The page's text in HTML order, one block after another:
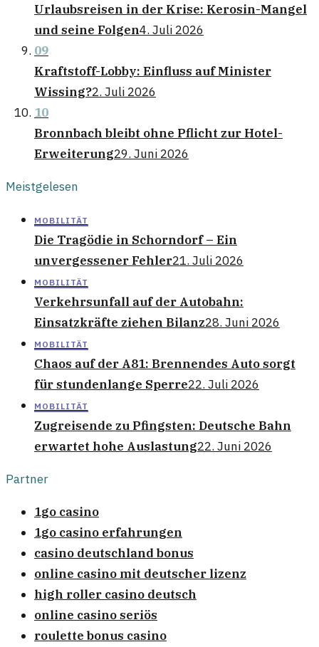
Urlaubsreisen in der Krise: Kerosin-Mangel
und seine Folgen4. Juli 2026
09
Kraftstoff-Lobby: Einfluss auf Minister
Wissing?2. Juli 2026
10
Bronnbach bleibt ohne Pflicht zur Hotel-
Erweiterung29. Juni 2026
Meistgelesen
MOBILITÄT
Die Tragödie in Schorndorf – Ein
unvergessener Fehler21. Juli 2026
MOBILITÄT
Verkehrsunfall auf der Autobahn:
Einsatzkräfte ziehen Bilanz28. Juni 2026
MOBILITÄT
Chaos auf der A81: Brennendes Auto sorgt
für stundenlange Sperre22. Juli 2026
MOBILITÄT
Zugreisende zu Pfingsten: Deutsche Bahn
erwartet hohe Auslastung22. Juni 2026
Partner
1go casino
1go casino erfahrungen
casino deutschland bonus
online casino mit deutscher lizenz
high roller casino deutsch
online casino seriös
roulette bonus casino